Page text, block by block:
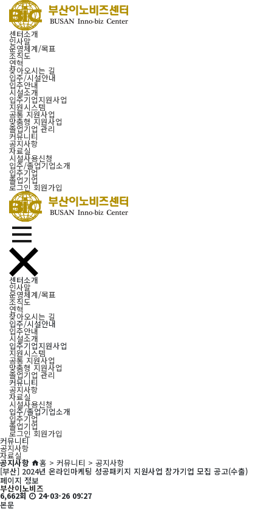
센터소개
인사말
운영체계/목표
조직도
연혁
찾아오시는 길
입주/시설안내
입주안내
시설소개
입주기업지원사업
지원시스템
공통 지원사업
맞춤형 지원사업
졸업기업 관리
커뮤니티
공지사항
자료실
시설사용신청
입주/졸업기업소개
입주기업
졸업기업
로그인 회원가입
센터소개
인사말
운영체계/목표
조직도
연혁
찾아오시는 길
입주/시설안내
입주안내
시설소개
입주기업지원사업
지원시스템
공통 지원사업
맞춤형 지원사업
졸업기업 관리
커뮤니티
공지사항
자료실
시설사용신청
입주/졸업기업소개
입주기업
졸업기업
로그인 회원가입
커뮤니티
공지사항
자료실
공지사항 홈 > 커뮤니티 > 공지사항
[부산] 2024년 온라인마케팅 성공패키지 지원사업 참가기업 모집 공고(수출)
페이지 정보
부산이노비즈
6,662회 24-03-26 09:27
본문